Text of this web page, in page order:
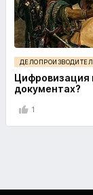
Цифровизация
документах?
1